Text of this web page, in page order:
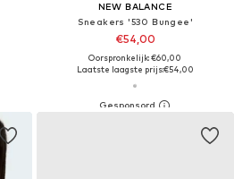
NEW BALANCE
Sneakers '530 Bungee'
€54,00
Oorspronkelijk: €60,00
Laatste laagste prijs:€54,00